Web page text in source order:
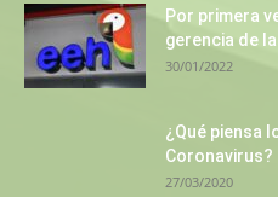
Por primera
gerencia de la
30/01/2022
¿Qué piensa
Coronavirus?
27/03/2020